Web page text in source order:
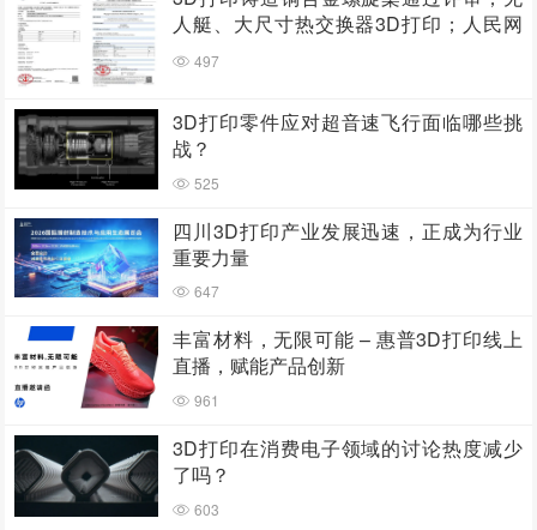
人艇、大尺寸热交换器3D打印；人民网
报道两家3D打印企业
497
3D打印零件应对超音速飞行面临哪些挑
战？
525
四川3D打印产业发展迅速，正成为行业
重要力量
647
丰富材料，无限可能 – 惠普3D打印线上
直播，赋能产品创新
961
3D打印在消费电子领域的讨论热度减少
了吗？
603